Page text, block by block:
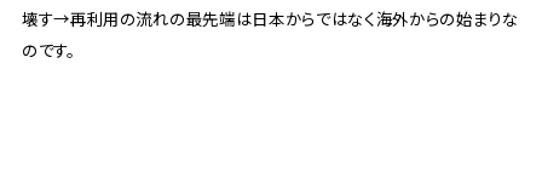
壊す→再利用の流れの最先端は日本からではなく海外からの始まりな
のです。